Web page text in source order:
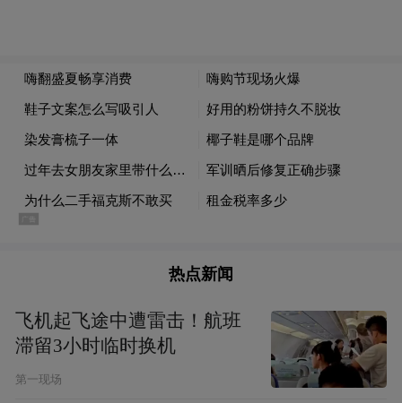
热点新闻
飞机起飞途中遭雷击！航班
滞留3小时临时换机
第一现场